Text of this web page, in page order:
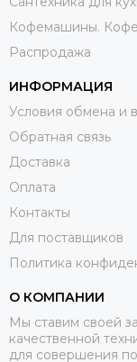
Кофемашины. Кофе
Распродажа
ИНФОРМАЦИЯ
Условия обмена и
Обратная связь
Доставка
Оплата
Контакты
Для поставщиков
Политика
О КОМПАНИИ
Мы ставим своей
качественной
для совершения